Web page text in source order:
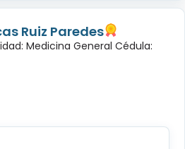
Ruiz Paredes
Medicina General Cédula: